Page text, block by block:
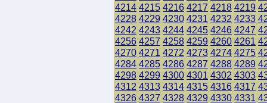
4214 4215 4216 4217 4218 4219
4228 4229 4230 4231 4232 4233
4242 4243 4244 4245 4246 4247
4256 4257 4258 4259 4260 4261
4270 4271 4272 4273 4274 4275
4284 4285 4286 4287 4288 4289
4298 4299 4300 4301 4302 4303
4312 4313 4314 4315 4316 4317
4326 4327 4328 4329 4330 4331